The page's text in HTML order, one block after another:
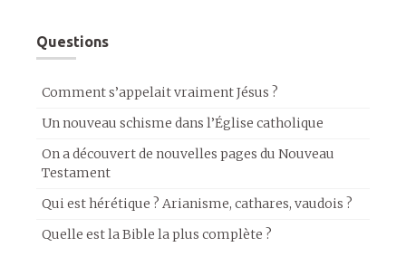
Questions
Comment s’appelait vraiment Jésus ?
Un nouveau schisme dans l’Église catholique
On a découvert de nouvelles pages du Nouveau
Testament
Qui est hérétique ? Arianisme, cathares, vaudois ?
Quelle est la Bible la plus complète ?